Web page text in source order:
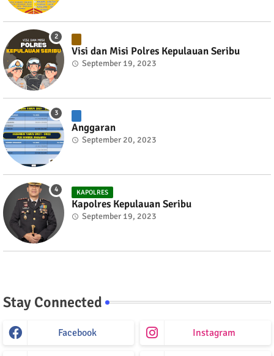
Visi dan Misi Polres Kepulauan Seribu
September 19, 2023
Anggaran
September 20, 2023
KAPOLRES
Kapolres Kepulauan Seribu
September 19, 2023
Stay Connected
Facebook Instagram